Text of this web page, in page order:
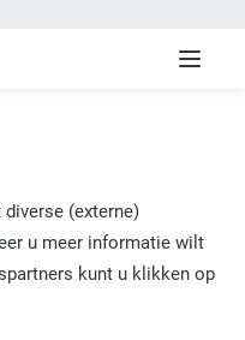
Menu
(externe)
u meer informatie wilt
kunt u klikken op